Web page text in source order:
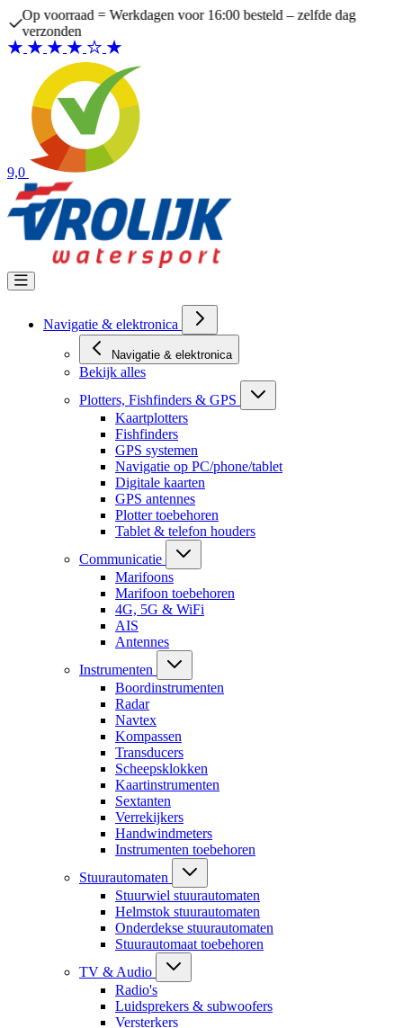
Ga naar de inhoud
Op voorraad = Werkdagen voor 16:00 besteld – zelfde dag
verzonden
9,0
Navigatie & elektronica
Navigatie & elektronica
Bekijk alles
Plotters, Fishfinders & GPS
Kaartplotters
Fishfinders
GPS systemen
Navigatie op PC/phone/tablet
Digitale kaarten
GPS antennes
Plotter toebehoren
Tablet & telefon houders
Communicatie
Marifoons
Marifoon toebehoren
4G, 5G & WiFi
AIS
Antennes
Instrumenten
Boordinstrumenten
Radar
Navtex
Kompassen
Transducers
Scheepsklokken
Kaartinstrumenten
Sextanten
Verrekijkers
Handwindmeters
Instrumenten toebehoren
Stuurautomaten
Stuurwiel stuurautomaten
Helmstok stuurautomaten
Onderdekse stuurautomaten
Stuurautomaat toebehoren
TV & Audio
Radio's
Luidsprekers & subwoofers
Versterkers